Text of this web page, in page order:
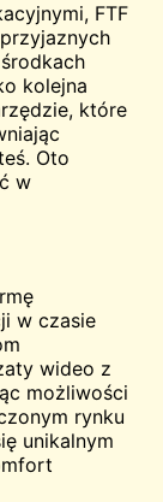
FTF
kolejna
które
Oto
w
w czasie
wideo z
możliwości
rynku
unikalnym